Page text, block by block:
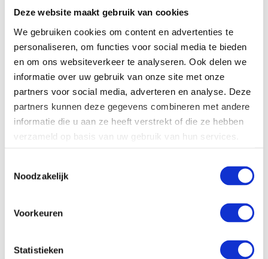
Deze website maakt gebruik van cookies
We gebruiken cookies om content en advertenties te
personaliseren, om functies voor social media te bieden
en om ons websiteverkeer te analyseren. Ook delen we
informatie over uw gebruik van onze site met onze
partners voor social media, adverteren en analyse. Deze
partners kunnen deze gegevens combineren met andere
informatie die u aan ze heeft verstrekt of die ze hebben
verzameld op basis van uw gebruik van hun services.
Noodzakelijk
Voorkeuren
Statistieken
Heerlijkheid Mariënwaerdt
Lees meer